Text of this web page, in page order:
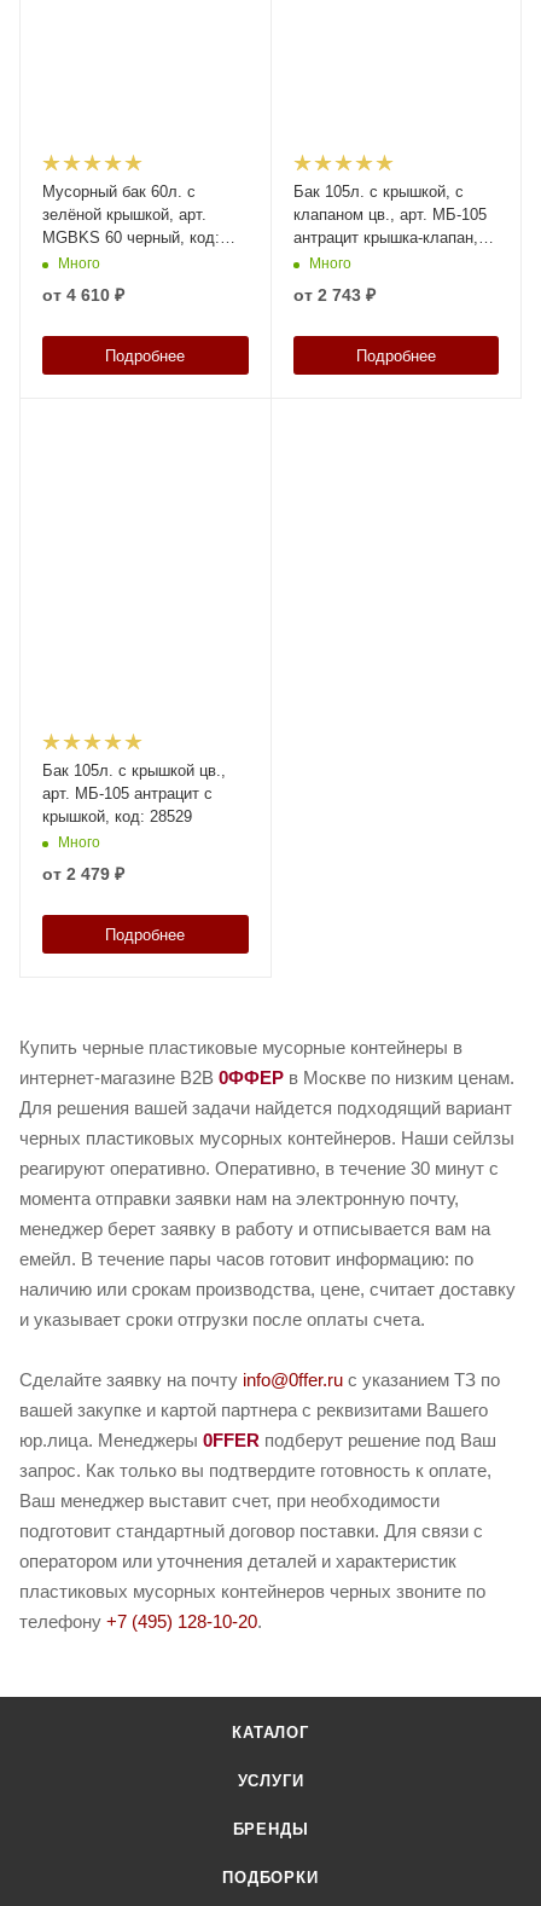
Мусорный бак 60л. с
зелёной крышкой, арт.
MGBKS 60 черный, код:
26889
Много
от 4 610 ₽
Подробнее
Бак 105л. с крышкой, с
клапаном цв., арт. МБ-105
антрацит крышка-клапан,
код: 28530
Много
от 2 743 ₽
Подробнее
Бак 105л. с крышкой цв.,
арт. МБ-105 антрацит с
крышкой, код: 28529
Много
от 2 479 ₽
Подробнее
Купить черные пластиковые мусорные контейнеры в
интернет-магазине B2B 0ФФЕР в Москве по низким ценам.
Для решения вашей задачи найдется подходящий вариант
черных пластиковых мусорных контейнеров. Наши сейлзы
реагируют оперативно. Оперативно, в течение 30 минут с
момента отправки заявки нам на электронную почту,
менеджер берет заявку в работу и отписывается вам на
емейл. В течение пары часов готовит информацию: по
наличию или срокам производства, цене, считает доставку
и указывает сроки отгрузки после оплаты счета.
Сделайте заявку на почту info@0ffer.ru с указанием ТЗ по
вашей закупке и картой партнера с реквизитами Вашего
юр.лица. Менеджеры 0FFER подберут решение под Ваш
запрос. Как только вы подтвердите готовность к оплате,
Ваш менеджер выставит счет, при необходимости
подготовит стандартный договор поставки. Для связи с
оператором или уточнения деталей и характеристик
пластиковых мусорных контейнеров черных звоните по
телефону +7 (495) 128-10-20.
КАТАЛОГ
УСЛУГИ
БРЕНДЫ
ПОДБОРКИ